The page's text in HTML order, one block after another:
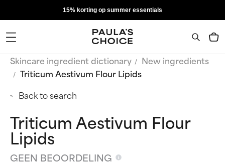
15% korting op summer essentials
Skincare ingredient dictionary
New ingredients
Triticum Aestivum Flour Lipids
Back to search
Triticum Aestivum Flour
Lipids
GEEN BEOORDELING